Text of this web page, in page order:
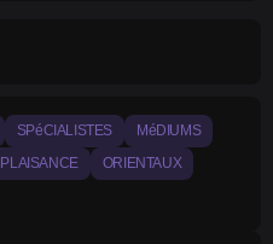
SPéCIALISTES MéDIUMS
ORIENTAUX